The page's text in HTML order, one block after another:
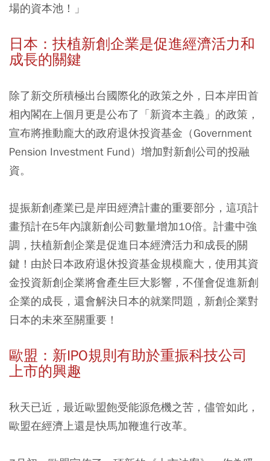
場的資本池！」
日本：扶植新創企業是促進經濟活力和
成長的關鍵
除了新交所積極出台國際化的政策之外，日本岸田首
相內閣在上個月更是公布了「新資本主義」的政策，
宣布將推動龐大的政府退休投資基金（Government
Pension Investment Fund）增加對新創公司的投融
資。
提振新創產業已是岸田經濟計畫的重要部分，這項計
畫預計在5年內讓新創公司數量增加10倍。計畫中強
調，扶植新創企業是促進日本經濟活力和成長的關
鍵！由於日本政府退休投資基金規模龐大，使用其資
金投資新創企業將會產生巨大影響，不僅會促進新創
企業的成長，還會解決日本的就業問題，新創企業對
日本的未來至關重要！
歐盟：新IPO規則有助於重振科技公司
上市的興趣
秋天已近，最近歐盟飽受能源危機之苦，儘管如此，
歐盟在經濟上還是快馬加鞭進行改革。